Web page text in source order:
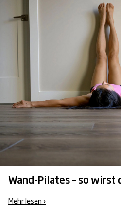
Wand-Pilates – so wirst
Mehr lesen ›